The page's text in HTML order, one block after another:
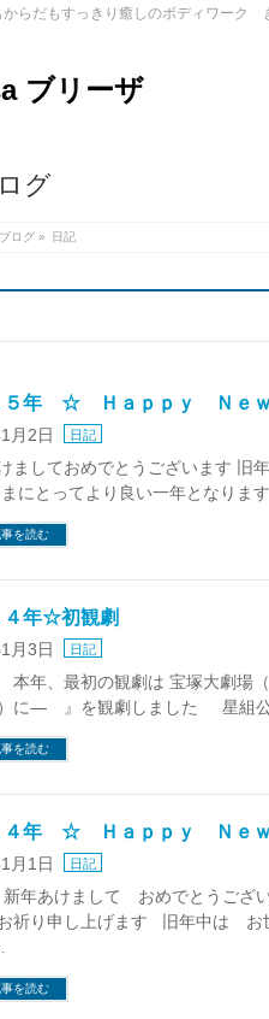
からだもすっきり癒しのボディワーク
ブリーザ
グ
ブログ » 日記
５年 ☆ Ｈａｐｐｙ Ｎｅｗ
月2日 日記
ましておめでとうございます 旧
まにとってより良い一年となり
事を読む
４年☆初観劇
月3日 日記
本年、最初の観劇は 宝塚大劇場
）に― 』を観劇しました 星組公
事を読む
４年 ☆ Ｈａｐｐｙ Ｎｅｗ
月1日 日記
新年あけまして おめでとうござ
祈り申し上げます 旧年中は お
事を読む